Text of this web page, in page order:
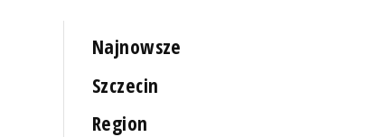
Najnowsze
Szczecin
Region